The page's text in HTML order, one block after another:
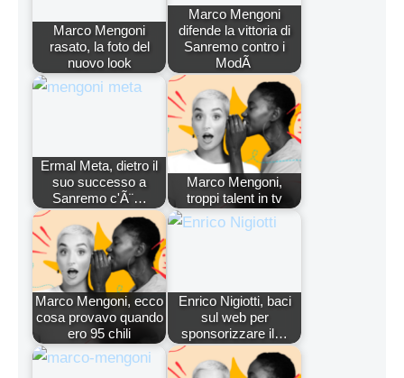
Marco Mengoni
rasato, la foto del
nuovo look
Marco Mengoni
difende la vittoria di
Sanremo contro i
ModÃ
Ermal Meta, dietro il
suo successo a
Sanremo c'Ã¨…
Marco Mengoni,
troppi talent in tv
Marco Mengoni, ecco
cosa provavo quando
ero 95 chili
Enrico Nigiotti, baci
sul web per
sponsorizzare il…